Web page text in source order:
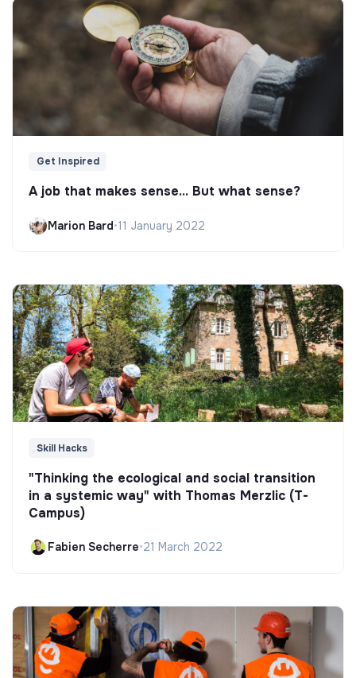
Get Inspired
A job that makes sense... But what sense?
Marion Bard•11 January 2022
Skill Hacks
"Thinking the ecological and social transition
in a systemic way" with Thomas Merzlic (T-
Campus)
Fabien Secherre•21 March 2022